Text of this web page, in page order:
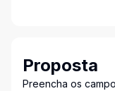
Proposta
Preencha os